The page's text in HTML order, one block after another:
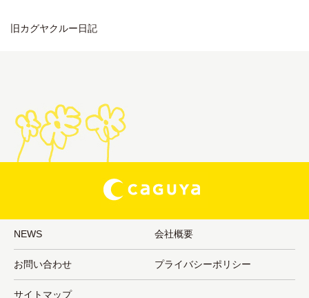
旧カグヤクルー日記
NEWS 会社概要
お問い合わせ プライバシーポリシー
サイトマップ